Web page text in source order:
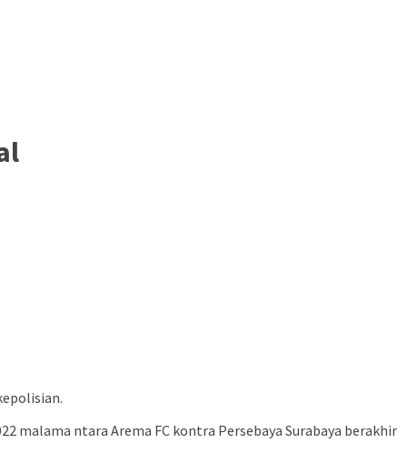
malama ntara Arema FC kontra Persebaya Surabaya berakhir